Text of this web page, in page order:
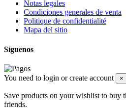
Notas legales
Condiciones generales de venta
Politique de confidentialité
Mapa del sitio
Síguenos
You need to login or create account ×
Save products on your wishlist to buy
friends.